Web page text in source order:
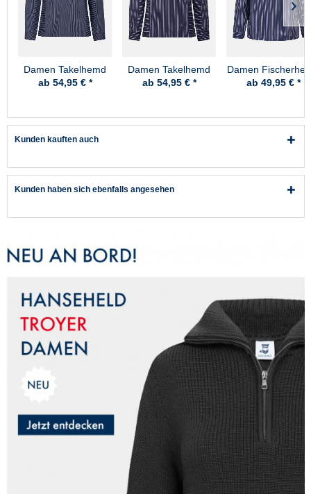
Damen Takelhemd
mit Kordel schmal
ab 54,95 € *
Damen Takelhemd
mit Kordel breit
ab 54,95 € *
Damen
breit gestreift
ab 49,95 € *
Kunden kauften auch
Kunden haben sich ebenfalls angesehen